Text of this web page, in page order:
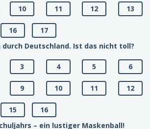
10 11 12 13
16
17
Deutschland. Ist das nicht toll?
3 4 5 6
9 10 11 12
15
16
– ein lustiger Maskenball!